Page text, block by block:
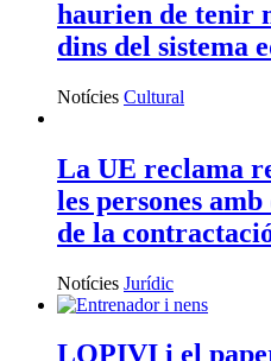
haurien de tenir
dins del sistema
Notícies Cultural
La UE reclama
les persones
de la
Notícies Jurídic
LOPIVI i el